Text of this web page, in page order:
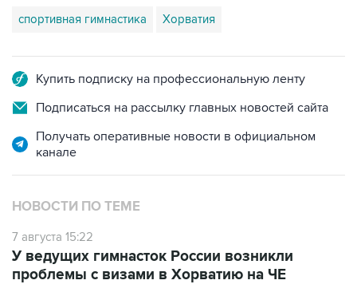
спортивная гимнастика Хорватия
Купить подписку на профессиональную ленту
Подписаться на рассылку главных новостей сайта
Получать оперативные новости в официальном
канале
НОВОСТИ ПО ТЕМЕ
7 августа 15:22
У ведущих гимнасток России возникли
проблемы с визами в Хорватию на ЧЕ